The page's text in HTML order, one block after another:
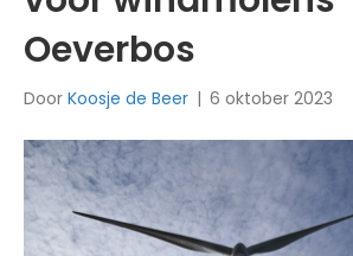
Oeverbos
Door Koosje de Beer | 6 oktober 2023